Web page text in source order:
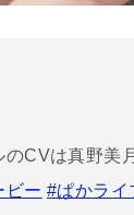
のCVは真野美
ビー #ぱかライ